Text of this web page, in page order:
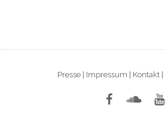
Presse | Impressum | Kontakt |